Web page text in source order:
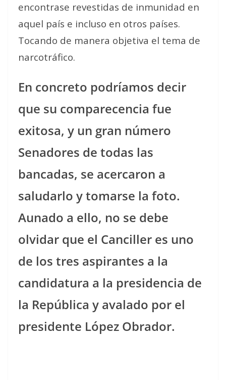
encontrase revestidas de inmunidad en
aquel país e incluso en otros países.
Tocando de manera objetiva el tema de
narcotráfico.
En concreto podríamos decir
que su comparecencia fue
exitosa, y un gran número
Senadores de todas las
bancadas, se acercaron a
saludarlo y tomarse la foto.
Aunado a ello, no se debe
olvidar que el Canciller es uno
de los tres aspirantes a la
candidatura a la presidencia de
la República y avalado por el
presidente López Obrador.